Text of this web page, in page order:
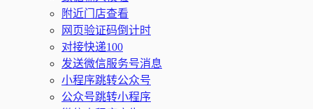
附近门店查看
网页验证码倒计时
对接快递100
发送微信服务号消息
小程序跳转公众号
公众号跳转小程序